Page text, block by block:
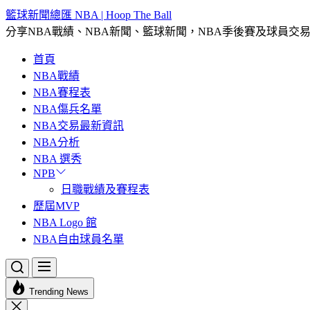
Skip
to
the
籃球新聞總匯 NBA | Hoop The Ball
分享NBA戰績、NBA新聞、籃球新聞，NBA季後賽及球員交
首頁
NBA戰績
NBA賽程表
NBA傷兵名單
NBA交易最新資訊
NBA分析
NBA 選秀
NPB
日職戰績及賽程表
歷屆MVP
NBA Logo 館
NBA自由球員名單
Trending News